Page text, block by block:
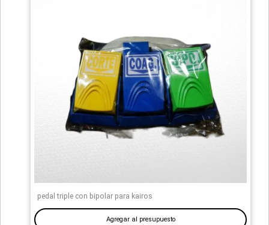
pedal triple con bipolar para kairos
Agregar al presupuesto